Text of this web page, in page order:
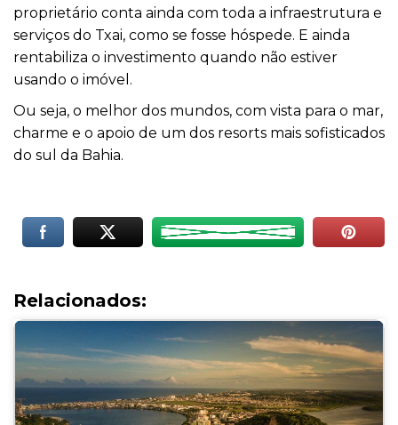
proprietário conta ainda com toda a infraestrutura e
serviços do Txai, como se fosse hóspede. E ainda
rentabiliza o investimento quando não estiver
usando o imóvel.
Ou seja, o melhor dos mundos, com vista para o mar,
charme e o apoio de um dos resorts mais sofisticados
do sul da Bahia.
Relacionados: